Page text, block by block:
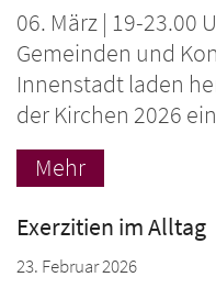
06. März | 19-23.00
Gemeinden und
Innenstadt laden
der Kirchen 2026
Mehr
Exerzitien im Alltag
23. Februar 2026